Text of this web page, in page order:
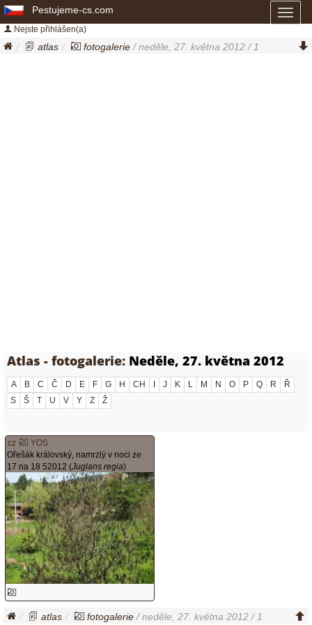
Pestujeme-cs.com
Nejste přihlášen(a)
atlas fotogalerie / neděle, 27. května 2012 / 1
Atlas - fotogalerie: Neděle, 27. května 2012
A B C Č D E F G H CH J K L M N O P Q R
Ř
S
Š T U V Y Z Ž
cz
YOS
Ořešák královský, namrzlý v noci ze
17 na 18 52012 (Juglans regia)
atlas fotogalerie / neděle, 27. května 2012 / 1